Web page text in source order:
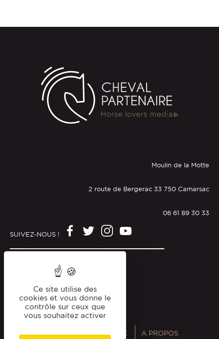
Moulin de la Motte
2 route de Bergerac 33 750 Camarsac
06 61 89 30 33
SUIVEZ-NOUS !
Politique de confidentialité
ANNUAIRES MAGAZINE A PROPOS
Ce site utilise des
cookies et vous donne le
contrôle sur ceux que
vous souhaitez activer